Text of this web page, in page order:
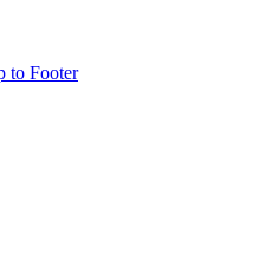
to Footer